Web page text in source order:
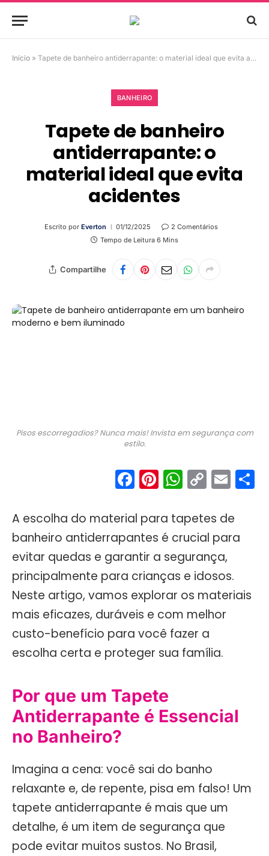
Início » Tapete de banheiro antiderrapante: o material ideal que evita acidentes
BANHEIRO
Tapete de banheiro
antiderrapante: o
material ideal que evita
acidentes
Escrito por Everton 01/12/2025
2 Comentários
Tempo de Leitura 6 Mins
Compartilhe
Pisos escorregadios? Nunca mais! Invista em segurança com
estilo.
Facebook
Pinterest
Copy
A escolha do material para tapetes de
banheiro antiderrapantes é crucial para
evitar quedas e garantir a segurança,
principalmente para crianças e idosos.
Neste artigo, vamos explorar os materiais
mais eficazes, duráveis e com melhor
custo-benefício para você fazer a
escolha certa e proteger sua família.
Por que um Tapete
Antiderrapante é Essencial
no Banheiro?
Imagina a cena: você sai do banho
relaxante e, de repente, pisa em falso! Um
tapete antiderrapante é mais que um
detalhe, é um item de segurança que
pode evitar muitos sustos. No Brasil,